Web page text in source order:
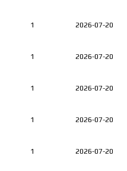
1 2026-07-20
1 2026-07-20
1 2026-07-20
1 2026-07-20
1 2026-07-20